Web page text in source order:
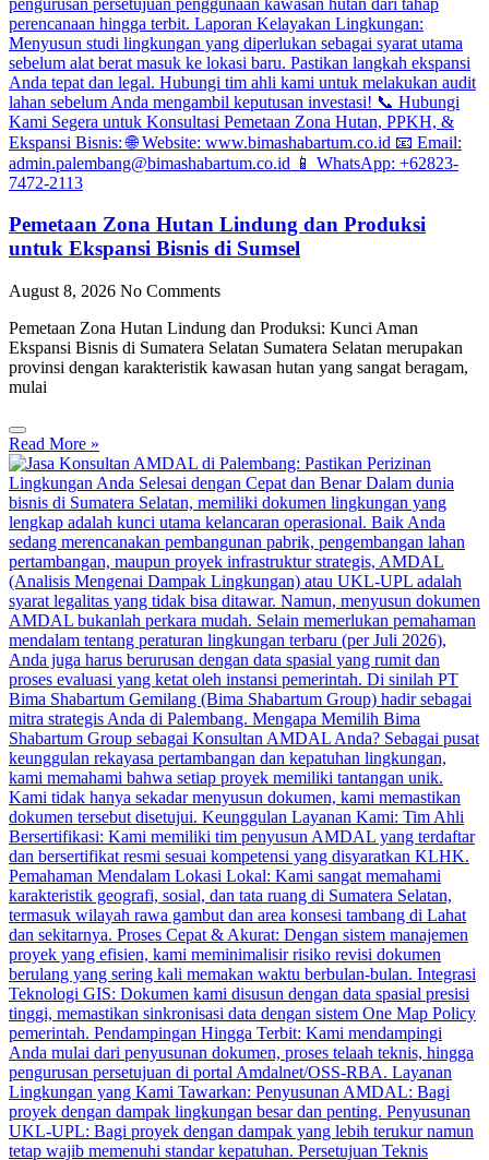
Pemetaan Zona Hutan Lindung dan Produksi
untuk Ekspansi Bisnis di Sumsel
August 8, 2026 No Comments
Pemetaan Zona Hutan Lindung dan Produksi: Kunci Aman
Ekspansi Bisnis di Sumatera Selatan Sumatera Selatan merupakan
provinsi dengan karakteristik kawasan hutan yang sangat beragam,
mulai
Read More »